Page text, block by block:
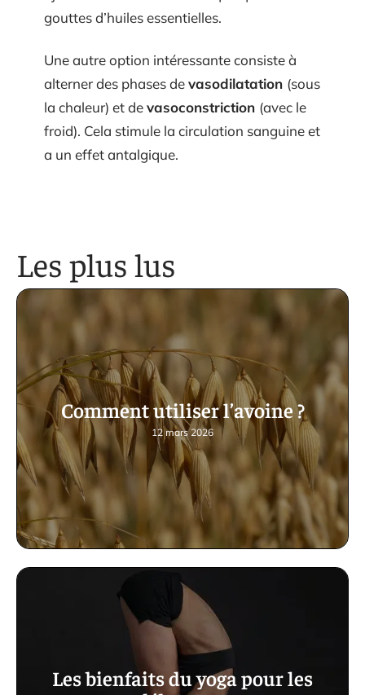
gouttes d’huiles essentielles.
Une autre option intéressante consiste à
alterner des phases devasodilatation (sous
la chaleur) et devasoconstriction (avec le
froid). Cela stimule la circulation sanguine et
a un effet antalgique.
Les plus lus
Comment utiliser l’avoine ?
12 mars 2026
Les bienfaits du yoga pour les